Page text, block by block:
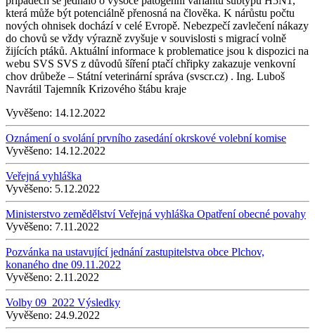
která může být potenciálně přenosná na člověka. K nárůstu počtu
nových ohnisek dochází v celé Evropě. Nebezpečí zavlečení nákazy
do chovů se vždy výrazně zvyšuje v souvislosti s migrací volně
žijících ptáků. Aktuální informace k problematice jsou k dispozici na
webu SVS SVS z důvodů šíření ptačí chřipky zakazuje venkovní
chov drůbeže – Státní veterinární správa (svscr.cz) . Ing. Luboš
Navrátil Tajemník Krizového štábu kraje
Vyvěšeno: 14.12.2022
Oznámení o svolání prvního zasedání okrskové volební komise
Vyvěšeno: 14.12.2022
Veřejná vyhláška
Vyvěšeno: 5.12.2022
Ministerstvo zemědělství Veřejná vyhláška Opatření obecné povahy
Vyvěšeno: 7.11.2022
Pozvánka na ustavující jednání zastupitelstva obce Plchov,
konaného dne 09.11.2022
Vyvěšeno: 2.11.2022
Volby 09_2022 Výsledky
Vyvěšeno: 24.9.2022